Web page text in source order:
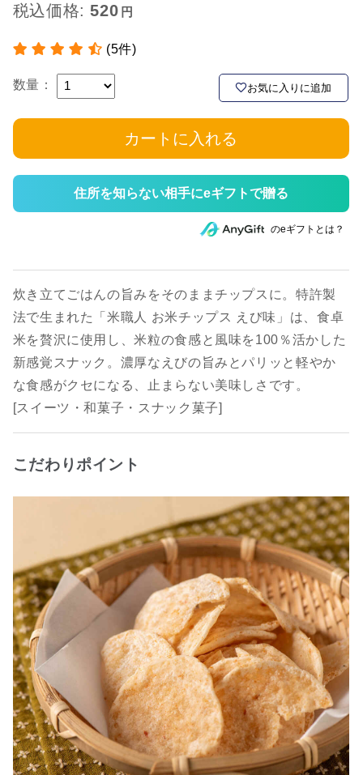
税込価格:520
(5件)
数量： お気に入りに追加
カートに入れる
住所を知らない相手にeギフトで贈る
のeギフトとは？
炊き立てごはんの旨みをそのままチップスに。特許製
法で生まれた「米職人 お米チップス えび味」は、食卓
米を贅沢に使用し、米粒の食感と風味を100％活かした
新感覚スナック。濃厚なえびの旨みとパリッと軽やか
な食感がクセになる、止まらない美味しさです。
[スイーツ・和菓子・スナック菓子]
こだわりポイント